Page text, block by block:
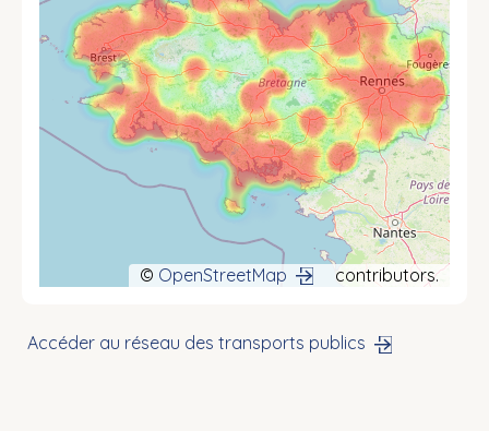
© OpenStreetMap contributors.
Accéder au réseau des transports publics